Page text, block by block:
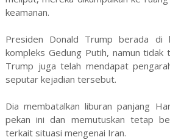
keamanan.
Presiden Donald Trump berada di
kompleks Gedung Putih, namun tidak
Trump juga telah mendapat
seputar kejadian tersebut.
Dia membatalkan liburan panjang
pekan ini dan memutuskan tetap
terkait situasi mengenai Iran.